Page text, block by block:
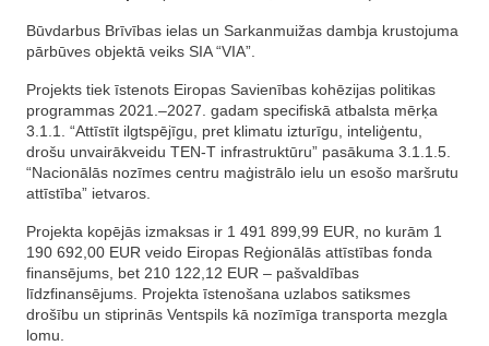
Būvdarbus Brīvības ielas un Sarkanmuižas dambja krustojuma
pārbūves objektā veiks SIA “VIA”.
Projekts tiek īstenots Eiropas Savienības kohēzijas politikas
programmas 2021.–2027. gadam specifiskā atbalsta mērķa
3.1.1. “Attīstīt ilgtspējīgu, pret klimatu izturīgu, inteliģentu,
drošu unvairākveidu TEN-T infrastruktūru” pasākuma 3.1.1.5.
“Nacionālās nozīmes centru maģistrālo ielu un esošo maršrutu
attīstība” ietvaros.
Projekta kopējās izmaksas ir 1 491 899,99 EUR, no kurām 1
190 692,00 EUR veido Eiropas Reģionālās attīstības fonda
finansējums, bet 210 122,12 EUR – pašvaldības
līdzfinansējums. Projekta īstenošana uzlabos satiksmes
drošību un stiprinās Ventspils kā nozīmīga transporta mezgla
lomu.